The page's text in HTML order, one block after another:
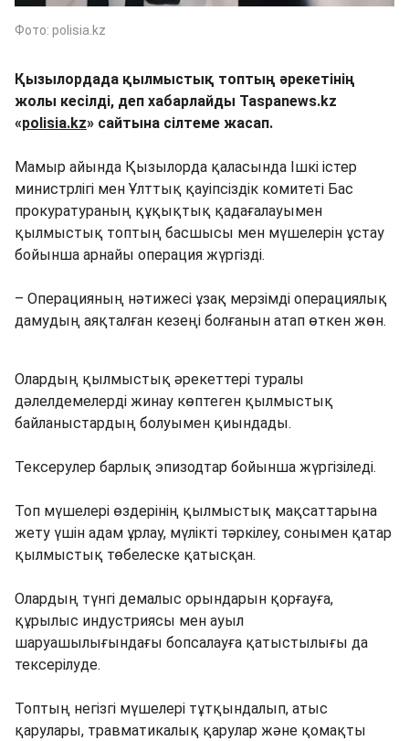
Фото: polisia.kz
Қызылордада қылмыстық топтың әрекетінің
жолы кесілді, деп хабарлайды Taspanews.kz
«polisia.kz» сайтына сілтеме жасап.
Мамыр айында Қызылорда қаласында Ішкі істер
министрлігі мен Ұлттық қауіпсіздік комитеті Бас
прокуратураның құқықтық қадағалауымен
қылмыстық топтың басшысы мен мүшелерін ұстау
бойынша арнайы операция жүргізді.
– Операцияның нәтижесі ұзақ мерзімді операциялық
дамудың аяқталған кезеңі болғанын атап өткен жөн.
Олардың қылмыстық әрекеттері туралы
дәлелдемелерді жинау көптеген қылмыстық
байланыстардың болуымен қиындады.
Тексерулер барлық эпизодтар бойынша жүргізіледі.
Топ мүшелері өздерінің қылмыстық мақсаттарына
жету үшін адам ұрлау, мүлікті тәркілеу, сонымен қатар
қылмыстық төбелеске қатысқан.
Олардың түнгі демалыс орындарын қорғауға,
құрылыс индустриясы мен ауыл
шаруашылығындағы бопсалауға қатыстылығы да
тексерілуде.
Топтың негізгі мүшелері тұтқындалып, атыс
қарулары, травматикалық қарулар және қомақты